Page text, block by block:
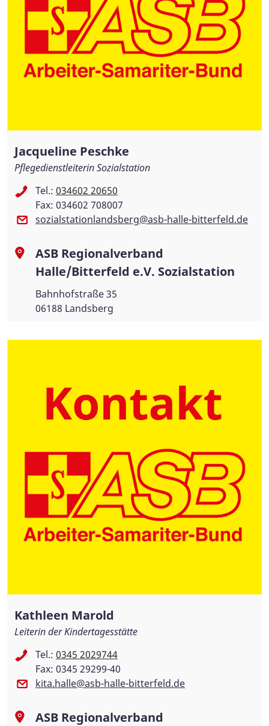
Jacqueline Peschke
Pflegedienstleiterin Sozialstation
Tel.: 034602 20650
Fax: 034602 708007
sozialstationlandsberg@asb-halle-bitterfeld.de
ASB Regionalverband
Halle/Bitterfeld e.V. Sozialstation
Bahnhofstraße 35
06188 Landsberg
Kathleen Marold
Leiterin der Kindertagesstätte
Tel.: 0345 2029744
Fax: 0345 29299-40
kita.halle@asb-halle-bitterfeld.de
ASB Regionalverband